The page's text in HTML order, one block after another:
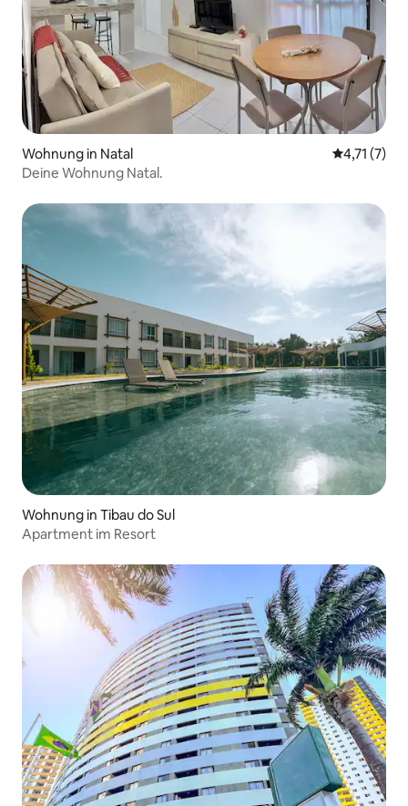
Wohnung in Natal
4,71 (7)
Deine Wohnung Natal.
Wohnung in Tibau do Sul
Apartment im Resort